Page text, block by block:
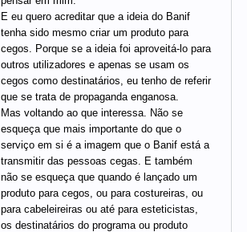
E eu quero acreditar que a ideia do Banif
tenha sido mesmo criar um produto para
cegos. Porque se a ideia foi aproveitá-lo para
outros utilizadores e apenas se usam os
cegos como destinatários, eu tenho de referir
que se trata de propaganda enganosa.
Mas voltando ao que interessa. Não se
esqueça que mais importante do que o
serviço em si é a imagem que o Banif está a
transmitir das pessoas cegas. E também
não se esqueça que quando é lançado um
produto para cegos, ou para costureiras, ou
para cabeleireiras ou até para esteticistas,
os destinatários do programa ou produto